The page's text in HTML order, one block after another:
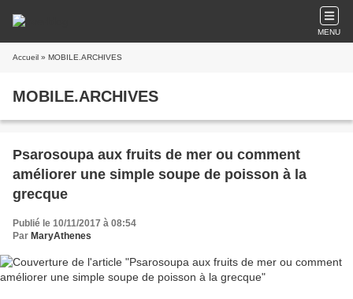
MENU
Accueil » MOBILE.ARCHIVES
MOBILE.ARCHIVES
Psarosoupa aux fruits de mer ou comment
améliorer une simple soupe de poisson à la
grecque
Publié le 10/11/2017 à 08:54
Par MaryAthenes